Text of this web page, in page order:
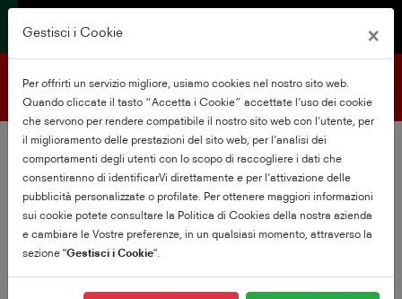
Supporto al prodotto
Gestisci i Cookie ×
Per offrirti un servizio migliore, usiamo cookies nel nostro sito web.
Quando cliccate il tasto “Accetta i Cookie” accettate l’uso dei cookie
che servono per rendere compatibile il nostro sito web con l’utente, per
il miglioramento delle prestazioni del sito web, per l’analisi dei
comportamenti degli utenti con lo scopo di raccogliere i dati che
consentiranno di identificarVi direttamente e per l’attivazione delle
pubblicità personalizzate o profilate. Per ottenere maggiori informazioni
sui cookie potete consultare la Politica di Cookies della nostra azienda
e cambiare le Vostre preferenze, in un qualsiasi momento, attraverso la
sezione "Gestisci i Cookie".